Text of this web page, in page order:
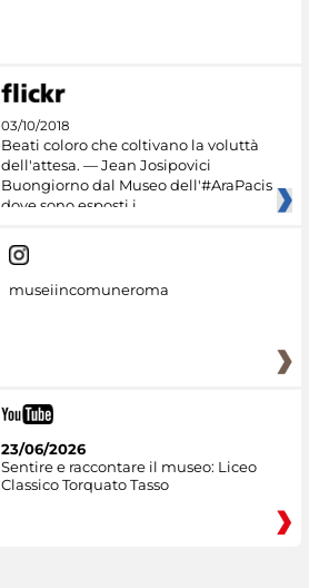
03/10/2018
Beati coloro che coltivano la voluttà
dell'attesa. — Jean Josipovici
Buongiorno dal Museo dell'#AraPacis
dove sono esposti i
museiincomuneroma
23/06/2026
Sentire e raccontare il museo: Liceo
Classico Torquato Tasso